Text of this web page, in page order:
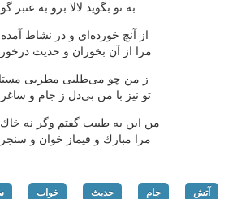
به تو بگوید لالا برو به عنبر گو
از آنچ خورده‌ای و در نشاط
مرا از آن بخوران و حدیث
ز من چو می‌طلبی مطربی
تو نیز با من بی‌دل ز جام و
من این به طیبت گفتم وگر نه خاك
مرا مبارك و قیماز خوان و
آتش جام حدیث خواب